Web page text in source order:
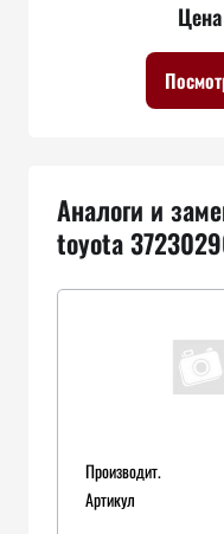
Аналоги и
toyota
Производит.
Артикул